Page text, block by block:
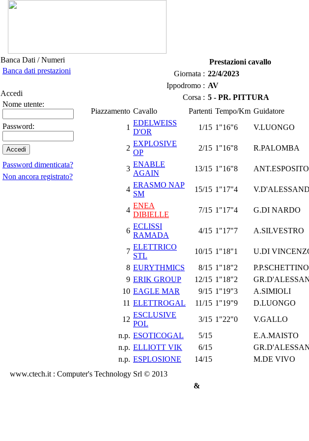
Banca Dati / Numeri
Banca dati prestazioni
Accedi
Nome utente:
Password:
Password dimenticata?
Non ancora registrato?
Prestazioni cavallo
Giornata : 22/4/2023
Ippodromo : AV
Corsa : 5 - PR. PITTURA
Piazzamento Cavallo Partenti Tempo/Km Guidatore
1
EDELWEISS
D'OR
1/15 1"16"6 V.LUONGO
2
EXPLOSIVE
OP
2/15 1"16"8 R.PALOMBA
3
ENABLE
AGAIN
13/15 1"16"8
4
ERASMO NAP
SM
15/15 1"17"4
4
ENEA
DIBIELLE
7/15 1"17"4 G.DI NARDO
6
ECLISSI
RAMADA
4/15 1"17"7 A.SILVESTRO
7
ELETTRICO
STL
10/15 1"18"1 U.DI
8 EURYTHMICS 8/15 1"18"2 P.P.SCHETTINO
9 ERIK GROUP 12/15 1"18"2
10 EAGLE MAR 9/15 1"19"3 A.SIMIOLI
11 ELETTROGAL 11/15 1"19"9 D.LUONGO
12
ESCLUSIVE
POL
3/15 1"22"0 V.GALLO
n.p. ESOTICOGAL 5/15 E.A.MAISTO
n.p. ELLIOTT VIK 6/15
n.p. ESPLOSIONE 14/15 M.DE VIVO
www.ctech.it : Computer's Technology Srl © 2013
&